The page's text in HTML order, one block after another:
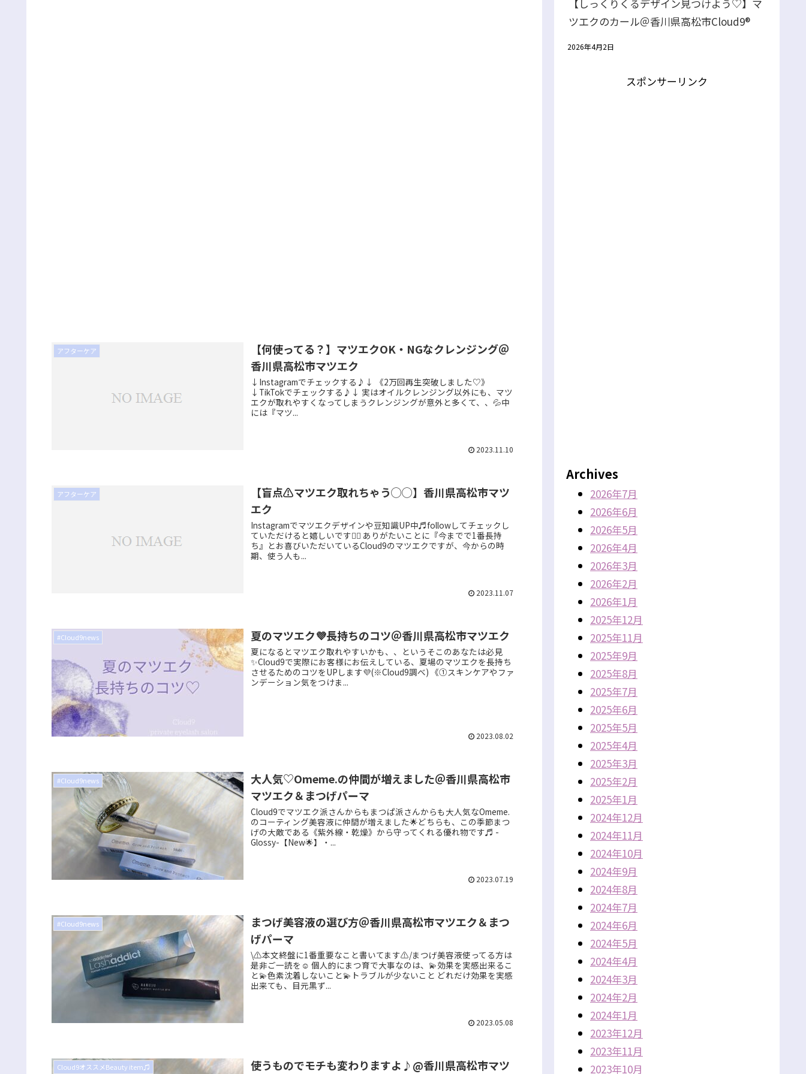
アフターケア
【何使ってる？】マツエクOK・NGなクレンジング＠
香川県高松市マツエク
↓Instagramでチェックする♪↓ 《2万回再生突破しました♡》
↓TikTokでチェックする♪↓ 実はオイルクレンジング以外にも、マツ
エクが取れやすくなってしまうクレンジングが意外と多くて、、💦中
には『マツ...
2023.11.10
アフターケア
【盲点⚠︎マツエク取れちゃう◯◯】香川県高松市マツ
エク
Instagramでマツエクデザインや豆知識UP中♬followしてチェックし
ていただけると嬉しいです❤️‍🔥 ありがたいことに『今までで1番長持
ち』とお喜びいただいているCloud9のマツエクですが、今からの時
期、使う人も...
2023.11.07
#Cloud9news 夏のマツエク💜長持ちのコツ＠香川県高松市マツエク
夏になるとマツエク取れやすいかも、、というそこのあなたは必見
✨Cloud9で実際にお客様にお伝えしている、夏場のマツエクを長持ち
させるためのコツをUPします💜(※Cloud9調べ) 《①スキンケアやファ
ンデーション気をつけま...
2023.08.02
#Cloud9news
大人気♡Omeme.の仲間が増えました＠香川県高松市
マツエク＆まつげパーマ
Cloud9でマツエク派さんからもまつぱ派さんからも大人気なOmeme.
のコーティング美容液に仲間が増えました🌟どちらも、この季節まつ
げの大敵である《紫外線・乾燥》から守ってくれる優れ物です♬ -
Glossy-【New🌟】・...
2023.07.19
#Cloud9news
まつげ美容液の選び方＠香川県高松市マツエク＆まつ
げパーマ
\⚠︎本文終盤に1番重要なこと書いてます⚠︎/まつげ美容液使ってる方は
是非ご一読を☺️ 個人的にまつ育で大事なのは、💫効果を実感出来るこ
と💫色素沈着しないこと💫トラブルが少ないこと どれだけ効果を実感
出来ても、目元黒ず...
2023.05.08
Cloud9オススメBeauty item♫
使うものでモチも変わりますよ♪@香川県高松市マツ
【しっくりくるデザイン見つけよう♡】マ
ツエクのカール＠香川県高松市Cloud9®
2026年4月2日
スポンサーリンク
Archives
2026年7月
2026年6月
2026年5月
2026年4月
2026年3月
2026年2月
2026年1月
2025年12月
2025年11月
2025年9月
2025年8月
2025年7月
2025年6月
2025年5月
2025年4月
2025年3月
2025年2月
2025年1月
2024年12月
2024年11月
2024年10月
2024年9月
2024年8月
2024年7月
2024年6月
2024年5月
2024年4月
2024年3月
2024年2月
2024年1月
2023年12月
2023年11月
2023年10月